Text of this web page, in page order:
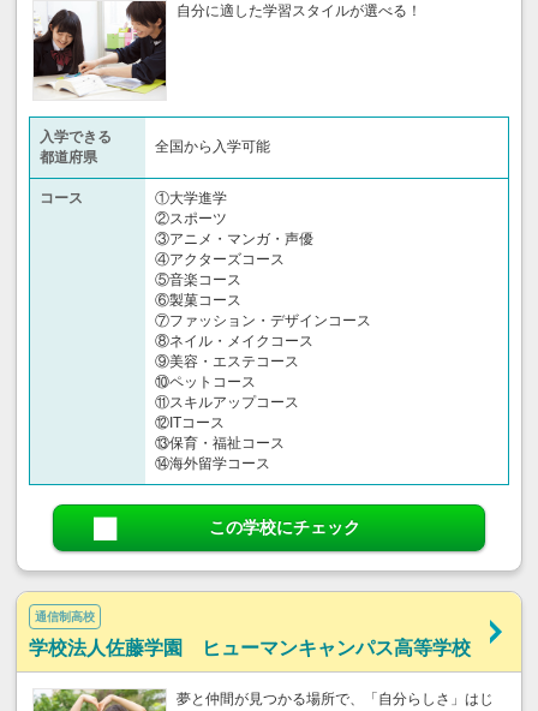
自分に適した学習スタイルが選べる！
入学できる
都道府県
全国から入学可能
コース
①大学進学
②スポーツ
③アニメ・マンガ・声優
④アクターズコース
⑤音楽コース
⑥製菓コース
⑦ファッション・デザインコース
⑧ネイル・メイクコース
⑨美容・エステコース
⑩ペットコース
⑪スキルアップコース
⑫ITコース
⑬保育・福祉コース
⑭海外留学コース
この学校にチェック
通信制高校
学校法人佐藤学園 ヒューマンキャンパス高等学校
夢と仲間が見つかる場所で、「自分らしさ」はじ